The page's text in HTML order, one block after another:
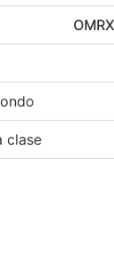
clase